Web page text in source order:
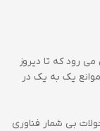
رود که تا دیروز
یک به یک در
بی شمار فناوری